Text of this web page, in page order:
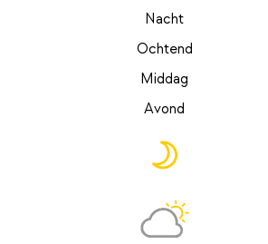
Nacht
Ochtend
Middag
Avond